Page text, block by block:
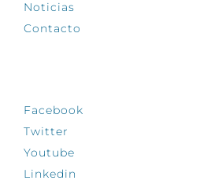
Noticias
Contacto
Facebook
Twitter
Youtube
Linkedin